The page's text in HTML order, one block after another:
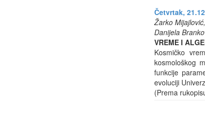
Četvrtak,
Žarko
Danijela
VREME I
Kosmičko
kosmološkog
funkcije
evoluciji
(Prema